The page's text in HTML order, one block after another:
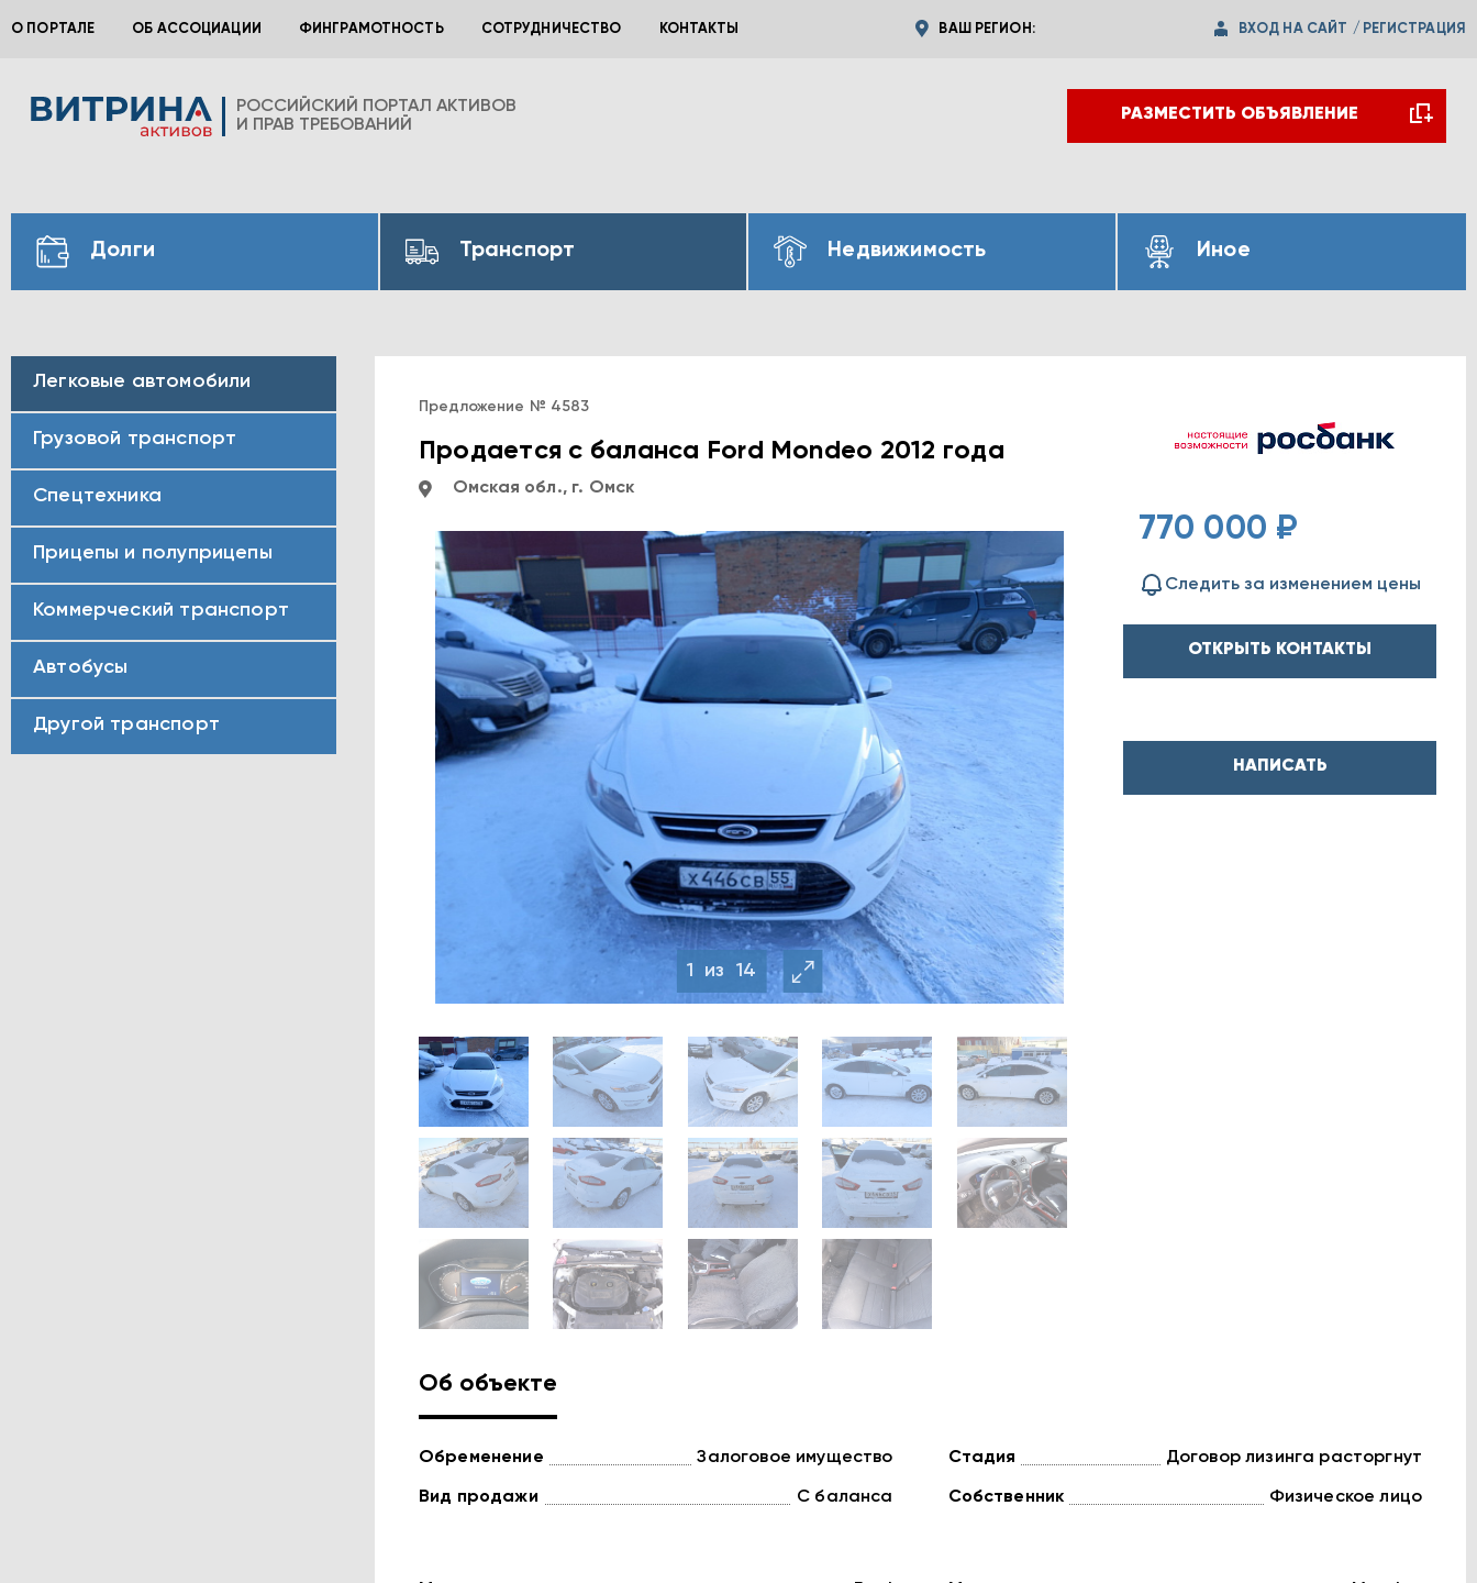
О ПОРТАЛЕ ОБ АССОЦИАЦИИ ФИНГРАМОТНОСТЬ СОТРУДНИЧЕСТВО КОНТАКТЫ ВАШ РЕГИОН: ВХОД НА САЙТ / РЕГИСТРАЦИЯ
РОССИЙСКИЙ ПОРТАЛ АКТИВОВ
И ПРАВ ТРЕБОВАНИЙ
РАЗМЕСТИТЬ ОБЪЯВЛЕНИЕ
Долги Транспорт Недвижимость Иное
Легковые автомобили
Грузовой транспорт
Спецтехника
Прицепы и полуприцепы
Коммерческий транспорт
Автобусы
Другой транспорт
Предложение № 4583
Продается с баланса Ford Mondeo 2012 года
Омская обл., г. Омск
1 из 14
770 000 ₽
Следить за изменением цены
ОТКРЫТЬ КОНТАКТЫ
НАПИСАТЬ
Об объекте
Обременение Залоговое имущество
Вид продажи С баланса
Стадия Договор лизинга расторгнут
Собственник Физическое лицо